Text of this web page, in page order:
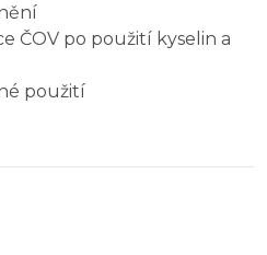
ČOV po použití kyselin a
použití